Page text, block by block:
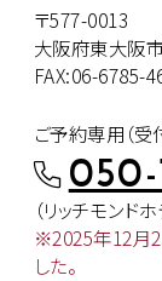
〒577-0013
大阪府東大阪
FAX:06-6785-
ご予約専用（受
050-
（リッチモンド
※2025年12月
した。